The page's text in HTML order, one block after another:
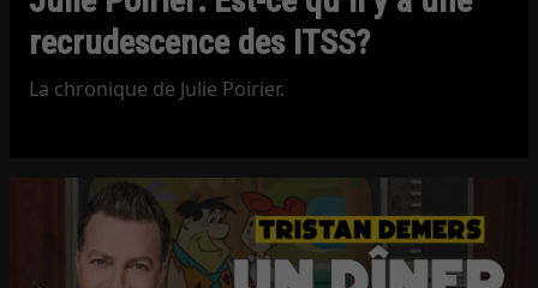
recrudescence des ITSS?
La chronique de Julie Poirier.